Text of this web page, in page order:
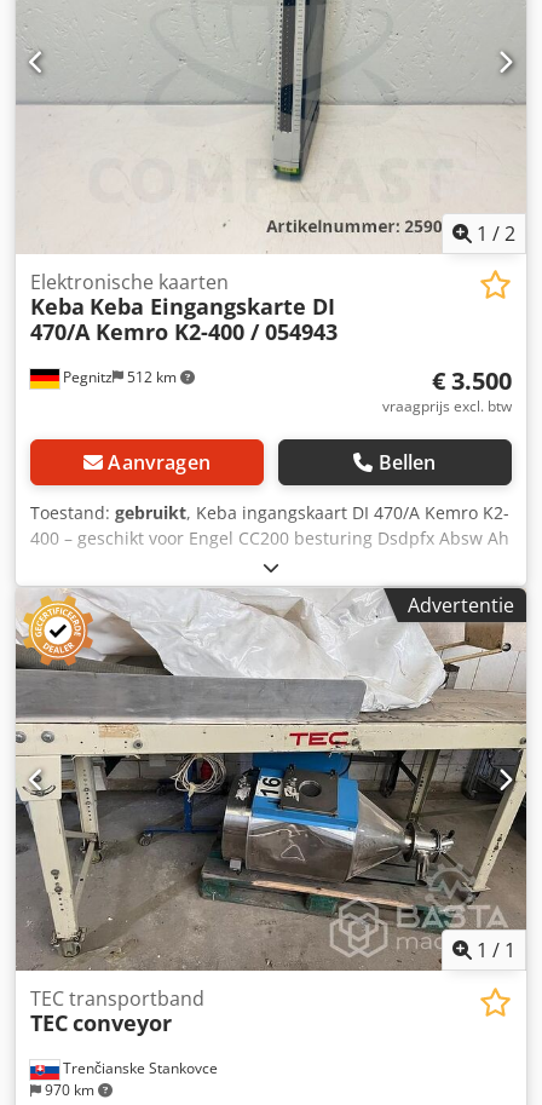
1 /2
Pegnitz 512 km
Elektronische kaarten
Keba Keba Eingangskarte DI
470/A Kemro K2-400 / 054943
€ 3.500
vraagprijs excl. btw
Aanvragen Bellen
Toestand: gebruikt, Keba ingangskaart DI 470/A Kemro K2-
400 – geschikt voor Engel CC200 besturing Dsdpfx Absw Ah
N Es Ejck - Uit werkende machine verwijderd - Volledig
functioneel Fabrikant: Keba Type: DI 470/A Kemro K2-400
Fabrikantnummer: 054943
Advertentie
1 / 1
Trenčianske Stankovce
970 km
TEC transportband
TECconveyor